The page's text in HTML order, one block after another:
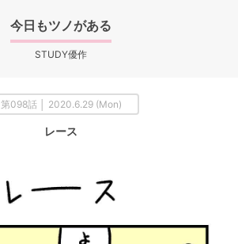
今日もツノがある
STUDY優作
第098話 │ 2020.6.29 (Mon)
レース